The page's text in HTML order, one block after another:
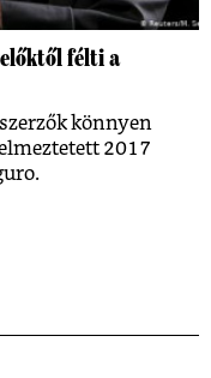
félti a
könnyen
2017